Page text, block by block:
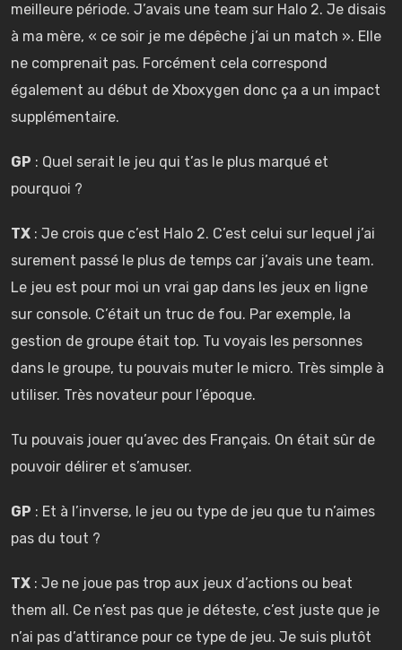
meilleure période. J’avais une team sur Halo 2. Je disais
à ma mère, « ce soir je me dépêche j’ai un match ». Elle
ne comprenait pas. Forcément cela correspond
également au début de Xboxygen donc ça a un impact
supplémentaire.
GP : Quel serait le jeu qui t’as le plus marqué et
pourquoi ?
TX : Je crois que c’est Halo 2. C’est celui sur lequel j’ai
surement passé le plus de temps car j’avais une team.
Le jeu est pour moi un vrai gap dans les jeux en ligne
sur console. C’était un truc de fou. Par exemple, la
gestion de groupe était top. Tu voyais les personnes
dans le groupe, tu pouvais muter le micro. Très simple à
utiliser. Très novateur pour l’époque.
Tu pouvais jouer qu’avec des Français. On était sûr de
pouvoir délirer et s’amuser.
GP : Et à l’inverse, le jeu ou type de jeu que tu n’aimes
pas du tout ?
TX : Je ne joue pas trop aux jeux d’actions ou beat
them all. Ce n’est pas que je déteste, c’est juste que je
n’ai pas d’attirance pour ce type de jeu. Je suis plutôt